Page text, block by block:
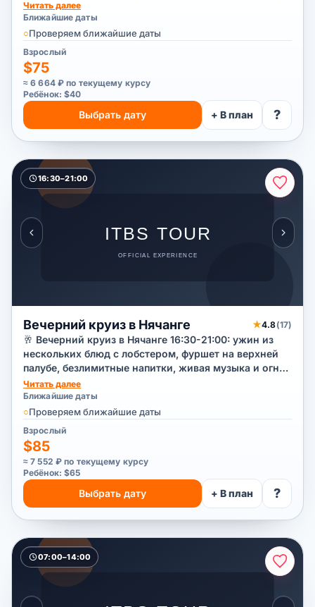
фрукты и прохладительные напитки, возврат в 19:30.
Читать далее
Ближайшие даты
○Проверяем ближайшие даты
Взрослый
$75
≈ 6 664 ₽ по текущему курсу
Ребёнок: $40
Выбрать дату + В план ?
16:30–21:00
Вечерний круиз в Нячанге ★4.8(17)
🥂 Вечерний круиз в Нячанге 16:30-21:00: ужин из
нескольких блюд с лобстером, фуршет на верхней
палубе, безлимитные напитки, живая музыка и огни
ночного города.
Читать далее
Ближайшие даты
○Проверяем ближайшие даты
Взрослый
$85
≈ 7 552 ₽ по текущему курсу
Ребёнок: $65
Выбрать дату + В план ?
07:00–14:00